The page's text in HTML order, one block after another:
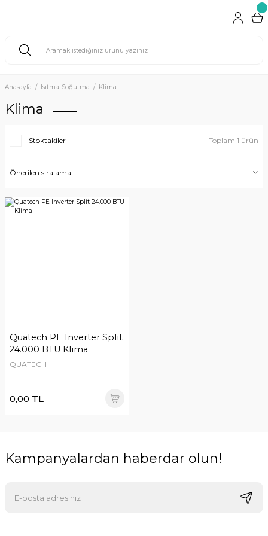
Anasayfa Isıtma-Soğutma Klima
Klima
Stoktakiler Toplam 1 ürün
Quatech PE Inverter Split
24.000 BTU Klima
QUATECH
0,00 TL
Kampanyalardan haberdar olun!